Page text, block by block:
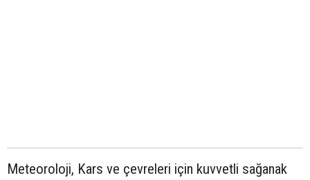
Meteoroloji, Kars ve çevreleri için kuvvetli sağanak